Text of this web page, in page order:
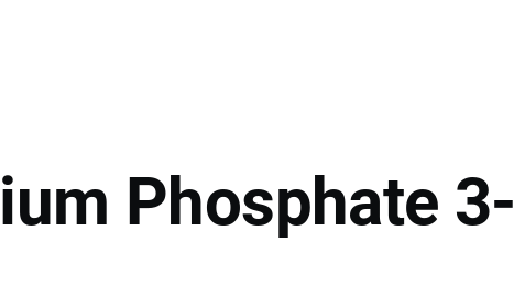
Phosphate 3-